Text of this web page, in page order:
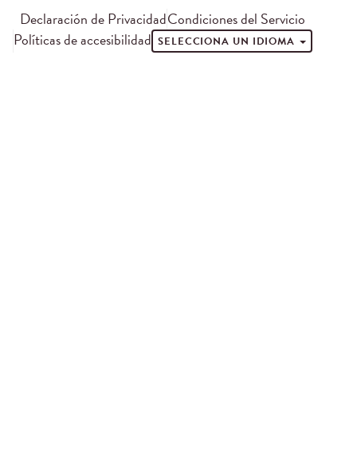
Declaración de PrivacidadCondiciones del Servicio
Políticas de accesibilidad SELECCIONA UN IDIOMA